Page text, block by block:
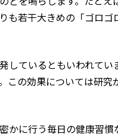
も若干大きめの「ゴロ
しているともいわれて
この効果については研
かに行う毎日の健康習慣